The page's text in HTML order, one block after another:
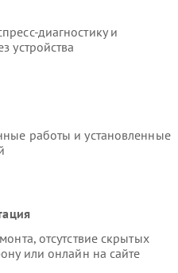
диагностику и
устройства
работы и установленные
отсутствие скрытых
или онлайн на сайте